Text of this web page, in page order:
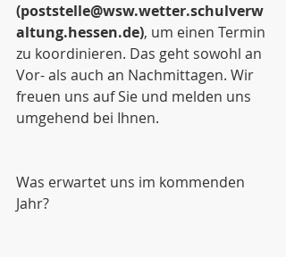
(poststelle@wsw.wetter.schulverw
altung.hessen.de), um einen Termin
zu koordinieren. Das geht sowohl an
Vor- als auch an Nachmittagen. Wir
freuen uns auf Sie und melden uns
umgehend bei Ihnen.
Was erwartet uns im kommenden
Jahr?